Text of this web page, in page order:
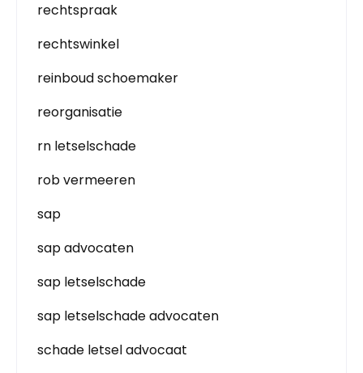
rechtspraak
rechtswinkel
reinboud schoemaker
reorganisatie
rn letselschade
rob vermeeren
sap
sap advocaten
sap letselschade
sap letselschade advocaten
schade letsel advocaat